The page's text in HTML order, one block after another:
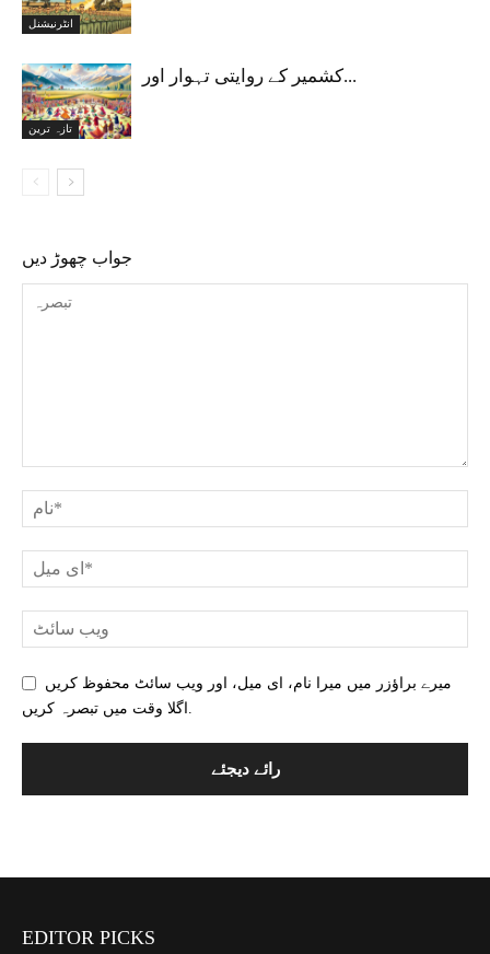
انٹرنیشنل
تازہ ترین
کشمیر کے روایتی تہوار اور...
جواب چھوڑ دیں
میرے براؤزر میں میرا نام، ای میل، اور ویب سائٹ محفوظ کریں
EDITOR PICKS